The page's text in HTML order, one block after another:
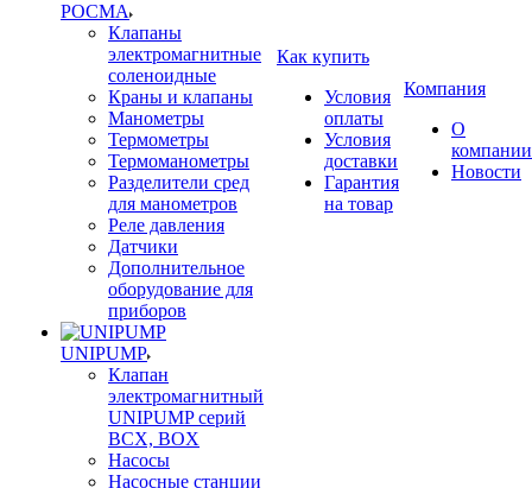
РОСМА
Клапаны
электромагнитные
соленоидные
Краны и клапаны
Манометры
Термометры
Термоманометры
Разделители сред
для манометров
Реле давления
Датчики
Дополнительное
оборудование для
приборов
UNIPUMP
Клапан
электромагнитный
UNIPUMP серий
BCX, BOX
Насосы
Насосные станции
Как купить
Условия
оплаты
Условия
доставки
Гарантия
на товар
Компания
О
компании
Новости